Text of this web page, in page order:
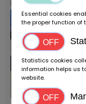
Essential cookies
the proper function of
Statistics cookies
information helps us
website.